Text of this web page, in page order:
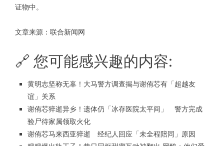
证物中。
文章来源： 联合新闻网
🔗 您可能感兴趣的内容:
黄明志坚称无辜！大马警方调查揭与谢侑芯有「超越友
谊」关系
谢侑芯猝逝异乡！遗体仍「冰存医院太平间」 警方完成
验尸待家属领取火化
谢侑芯马来西亚猝逝 经纪人回应「未全程陪同」原因